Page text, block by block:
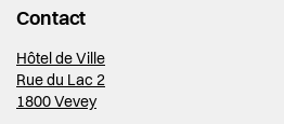
Contact
Hôtel de Ville
Rue du Lac 2
1800 Vevey